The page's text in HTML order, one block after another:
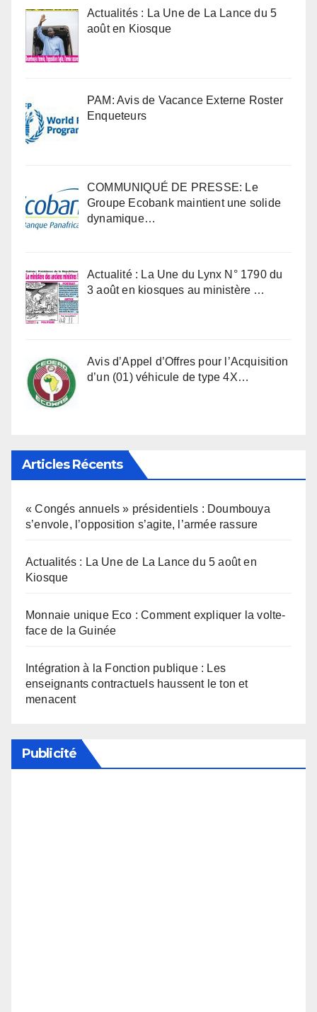
Actualités : La Une de La Lance du 5
août en Kiosque
PAM: Avis de Vacance Externe Roster
Enqueteurs
COMMUNIQUÉ DE PRESSE: Le
Groupe Ecobank maintient une solide
dynamique…
Actualité : La Une du Lynx N° 1790 du
3 août en kiosques au ministère …
Avis d’Appel d’Offres pour l’Acquisition
d’un (01) véhicule de type 4X…
Articles Récents
« Congés annuels » présidentiels : Doumbouya
s’envole, l’opposition s’agite, l’armée rassure
Actualités : La Une de La Lance du 5 août en
Kiosque
Monnaie unique Eco : Comment expliquer la volte-
face de la Guinée
Intégration à la Fonction publique : Les
enseignants contractuels haussent le ton et
menacent
Publicité